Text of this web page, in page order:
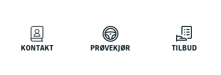
KONTAKT PRØVEKJØR TILBUD